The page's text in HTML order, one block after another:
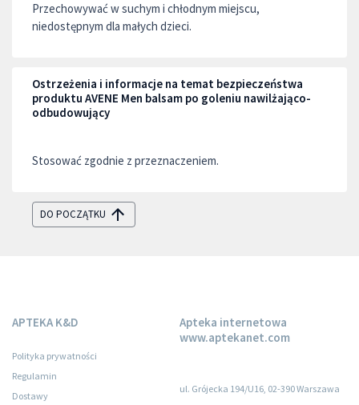
Przechowywać w suchym i chłodnym miejscu,
niedostępnym dla małych dzieci.
Ostrzeżenia i informacje na temat bezpieczeństwa
produktu AVENE Men balsam po goleniu nawilżająco-
odbudowujący
Stosować zgodnie z przeznaczeniem.
DO POCZĄTKU
APTEKA K&D
Polityka prywatności
Regulamin
Dostawy
Apteka internetowa
www.aptekanet.com
ul. Grójecka 194/U16, 02-390 Warszawa